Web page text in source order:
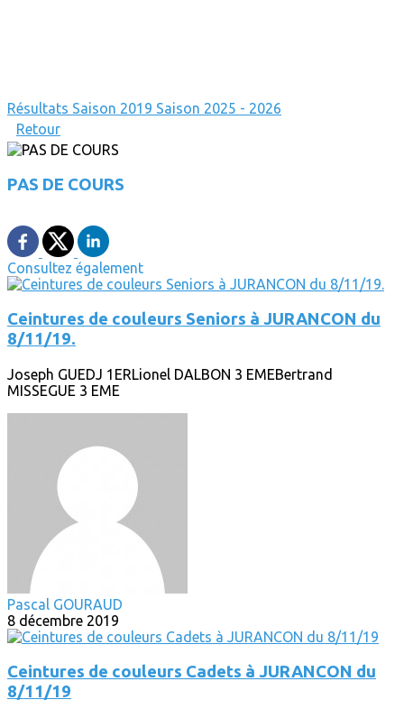
Résultats Saison 2019 Saison 2025 - 2026
Retour
PAS DE COURS
Consultez également
Ceintures de couleurs Seniors à JURANCON du
8/11/19.
Joseph GUEDJ 1ERLionel DALBON 3 EMEBertrand
MISSEGUE 3 EME
Pascal GOURAUD
8 décembre 2019
Ceintures de couleurs Cadets à JURANCON du
8/11/19